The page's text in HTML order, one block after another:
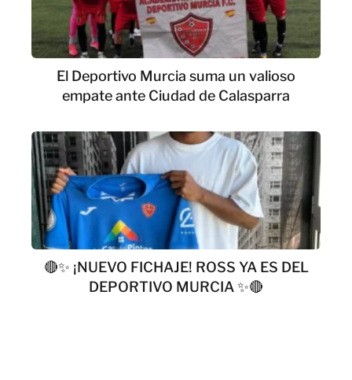
El Deportivo Murcia suma un valioso
empate ante Ciudad de Calasparra
🔴✨ ¡NUEVO FICHAJE! ROSS YA ES DEL
DEPORTIVO MURCIA ✨🔴